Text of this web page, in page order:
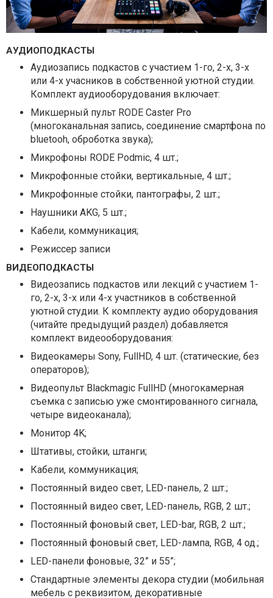
АУДИОПОДКАСТЫ
Аудиозапись подкастов с участием 1-го, 2-х, 3-х
или 4-х учасников в собственной уютной студии.
Комплект аудиооборудования включает:
Микшерный пульт RODE Caster Pro
(многоканальная запись, соединение смартфона по
bluetooh, оброботка звука);
Микрофоны RODE Podmic, 4 шт.;
Микрофонные стойки, вертикальные, 4 шт.;
Микрофонные стойки, пантографы, 2 шт.;
Наушники AKG, 5 шт.;
Кабели, коммуникация;
Режиссер записи
ВИДЕОПОДКАСТЫ
Видеозапись подкастов или лекций с участием 1-
го, 2-х, 3-х или 4-х участников в собственной
уютной студии. К комплекту аудио оборудования
(читайте предыдущий раздел) добавляется
комплект видеооборудования:
Видеокамеры Sony, FullHD, 4 шт. (статические, без
операторов);
Видеопульт Blackmagic FullHD (многокамерная
съемка с записью уже смонтированного сигнала,
четыре видеоканала);
Монитор 4K;
Штативы, стойки, штанги;
Кабели, коммуникация;
Постоянный видео свет, LED-панель, 2 шт.;
Постоянный видео свет, LED-панель, RGB, 2 шт.;
Постоянный фоновый свет, LED-bar, RGB, 2 шт.;
Постоянный фоновый свет, LED-лампа, RGB, 4 од.;
LED-панели фоновые, 32” и 55”;
Стандартные элементы декора студии (мобильная
мебель с реквизитом, декоративные